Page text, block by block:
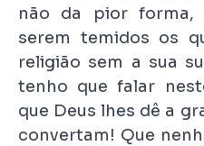
não da pior forma,
serem temidos os
religião sem a sua
tenho que falar
que Deus lhes dê a
convertam! Que